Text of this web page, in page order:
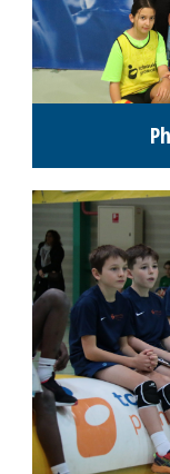
5P & 6P